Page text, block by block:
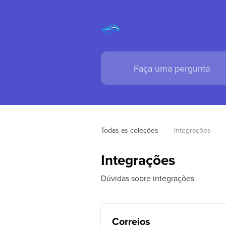
Todas as coleções Integrações
Integrações
Dúvidas sobre integrações
Correios